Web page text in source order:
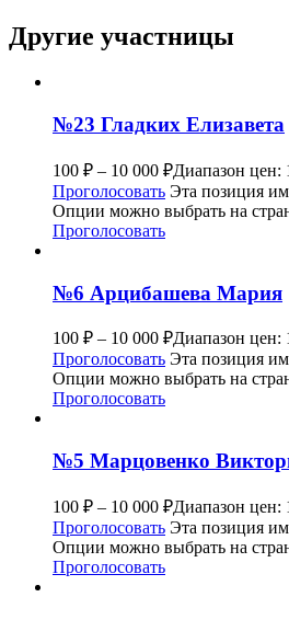
Другие участницы
№23 Гладких Елизавета
100 ₽ – 10 000 ₽Диапазон цен:
Проголосовать Эта позиция
Опции можно выбрать на
Проголосовать
№6 Арцибашева Мария
100 ₽ – 10 000 ₽Диапазон цен:
Проголосовать Эта позиция
Опции можно выбрать на
Проголосовать
№5 Марцовенко
100 ₽ – 10 000 ₽Диапазон цен:
Проголосовать Эта позиция
Опции можно выбрать на
Проголосовать